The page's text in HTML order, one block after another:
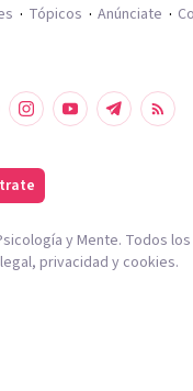
Tópicos Anúnciate
y Mente. Todos
, privacidad y cookies.